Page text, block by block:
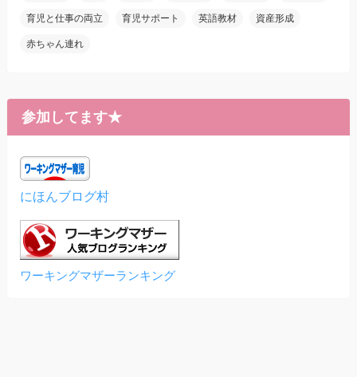
育児と仕事の両立 育児サポート 英語教材 資産形成
赤ちゃん連れ
参加してます★
にほんブログ村
ワーキングマザーランキング